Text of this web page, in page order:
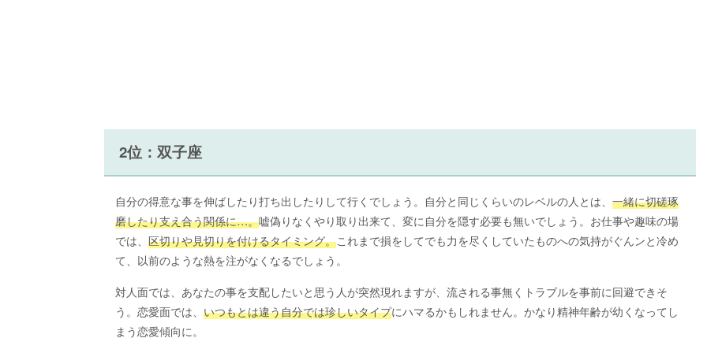
2位：双子座
自分の得意な事を伸ばしたり打ち出したりして行くでしょう。自分と同じくらいのレベルの人とは、一緒に切磋琢
磨したり支え合う関係に…。嘘偽りなくやり取り出来て、変に自分を隠す必要も無いでしょう。お仕事や趣味の場
では、区切りや見切りを付けるタイミング。これまで損をしてでも力を尽くしていたものへの気持がぐんンと冷め
て、以前のような熱を注がなくなるでしょう。
対人面では、あなたの事を支配したいと思う人が突然現れますが、流される事無くトラブルを事前に回避できそ
う。恋愛面では、いつもとは違う自分では珍しいタイプにハマるかもしれません。かなり精神年齢が幼くなってし
まう恋愛傾向に。